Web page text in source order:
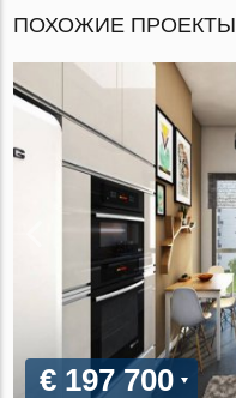
ПОХОЖИЕ ПРОЕКТЫ
€ 197 700